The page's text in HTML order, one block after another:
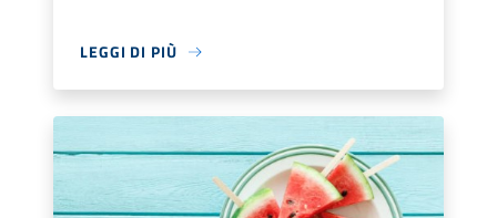
LEGGI DI PIÙ